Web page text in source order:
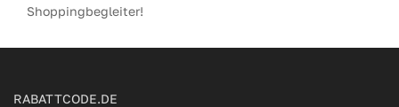
Shoppingbegleiter!
RABATTCODE.DE